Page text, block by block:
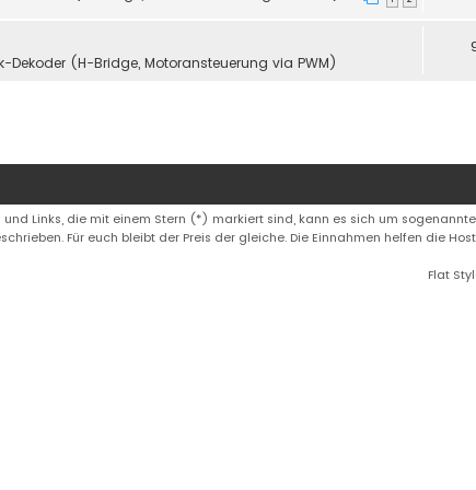
Dekoder (H-Bridge, Motoransteuerung via PWM)
und Links, die mit einem Stern (*) markiert sind, kann es sich um
Für euch bleibt der Preis der gleiche. Die Einnahmen helfen die
Flat